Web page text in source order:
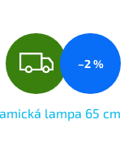
Z
D
A
–2 %
lampa 65 cm